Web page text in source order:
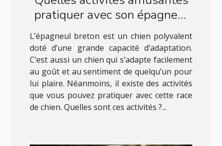
pratiquer avec son épagneul
breton ?
L’épagneul breton est un chien polyvalent
doté d’une grande capacité d’adaptation.
C’est aussi un chien qui s’adapte facilement
au goût et au sentiment de quelqu’un pour
lui plaire. Néanmoins, il existe des activités
que vous pouvez pratiquer avec cette race
de chien. Quelles sont ces activités ?...